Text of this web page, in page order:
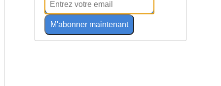
M'abonner maintenant